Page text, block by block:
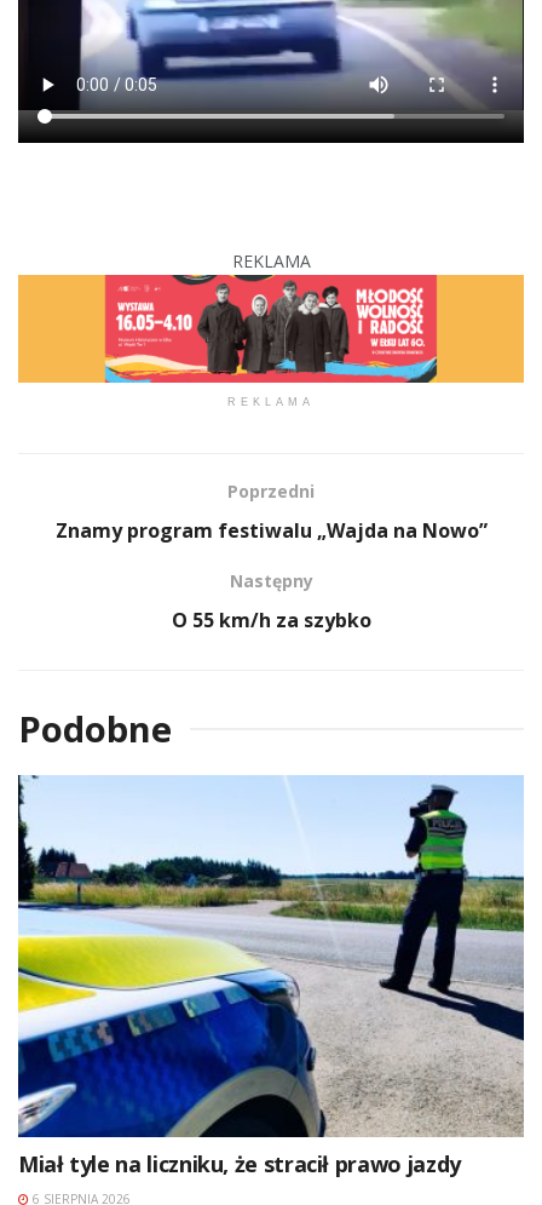
REKLAMA
REKLAMA
Poprzedni
Znamy program festiwalu „Wajda na Nowo”
Następny
O 55 km/h za szybko
Podobne
Miał tyle na liczniku, że stracił prawo jazdy
6 SIERPNIA 2026